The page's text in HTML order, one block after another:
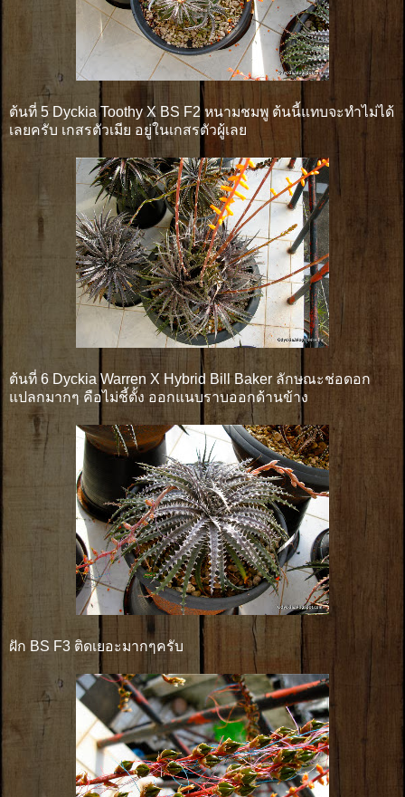
ต้นที่ 5 Dyckia Toothy X BS F2 หนามชมพู ต้นนี้แทบจะทำไม่ได้
เลยครับ เกสรตัวเมีย อยู่ในเกสรตัวผู้เลย
ต้นที่ 6 Dyckia Warren X Hybrid Bill Baker ลักษณะช่อดอก
แปลกมากๆ คือไม่ชี้ตั้ง ออกแนบราบออกด้านข้าง
ฝัก BS F3 ติดเยอะมากๆครับ